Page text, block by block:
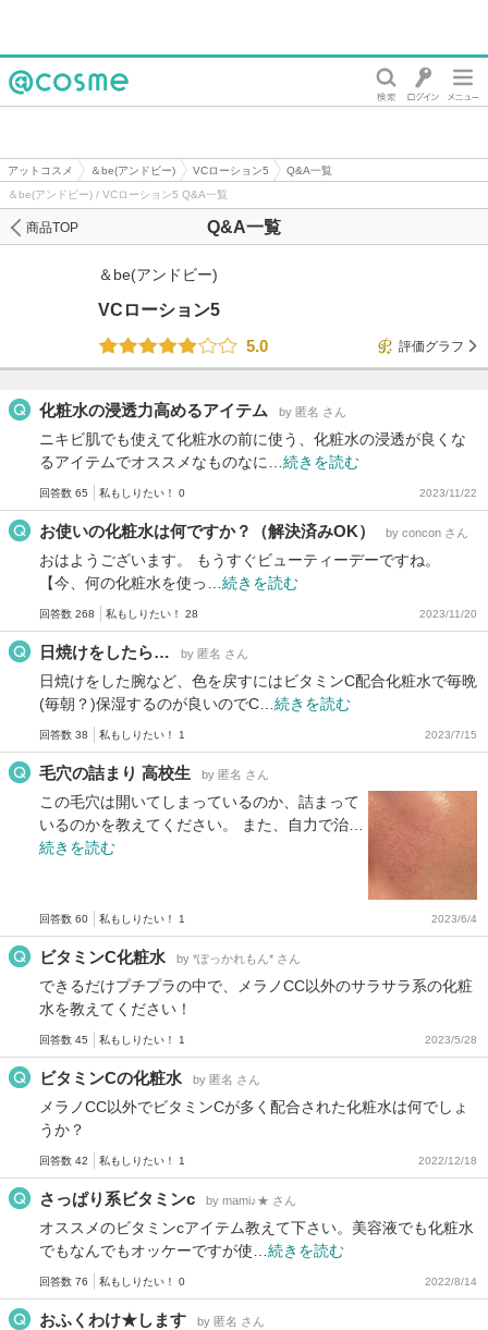
アットコスメ ＆be(アンドビー) VCローション5
Q&A一覧
＆be(アンドビー) / VCローション5 Q&A一覧
Q&A一覧
商品TOP
＆be(アンドビー)
VCローション5
5.0
評価グラフ
化粧水の浸透力高めるアイテム by 匿名 さん
ニキビ肌でも使えて化粧水の前に使う、化粧水の浸透が良くな
るアイテムでオススメなものなに… 続きを読む
回答数 65 私もしりたい！ 0 2023/11/22
お使いの化粧水は何ですか？（解決済みOK） by concon さん
おはようございます。 もうすぐビューティーデーですね。
【今、何の化粧水を使っ… 続きを読む
回答数 268 私もしりたい！ 28 2023/11/20
日焼けをしたら… by 匿名 さん
日焼けをした腕など、色を戻すにはビタミンC配合化粧水で毎晩
(毎朝？)保湿するのが良いのでC… 続きを読む
回答数 38 私もしりたい！ 1 2023/7/15
毛穴の詰まり 高校生 by 匿名 さん
この毛穴は開いてしまっているのか、詰まって
いるのかを教えてください。 また、自力で治…
続きを読む
回答数 60 私もしりたい！ 1 2023/6/4
ビタミンC化粧水 by *ぽっかれもん* さん
できるだけプチプラの中で、メラノCC以外のサラサラ系の化粧
水を教えてください！
回答数 45 私もしりたい！ 1 2023/5/28
ビタミンCの化粧水 by 匿名 さん
メラノCC以外でビタミンCが多く配合された化粧水は何でしょ
うか？
回答数 42 私もしりたい！ 1 2022/12/18
さっぱり系ビタミンc by mami♪★ さん
オススメのビタミンcアイテム教えて下さい。美容液でも化粧水
でもなんでもオッケーですが使… 続きを読む
回答数 76 私もしりたい！ 0 2022/8/14
おふくわけ★します by 匿名 さん